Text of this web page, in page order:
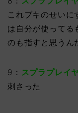
これブキのせいに
は自分が使ってる
のも指すと思うん
9： スプラプレイ
刺さった